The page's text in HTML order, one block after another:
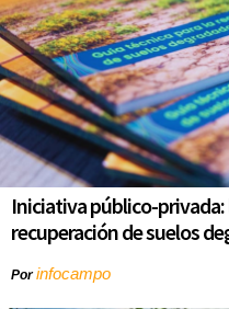
Iniciativa público-privada:
recuperación de suelos
Porinfocampo